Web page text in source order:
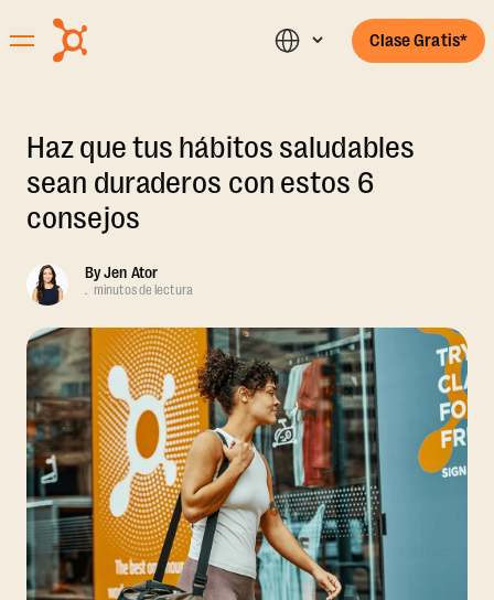
Clase Gratis*
Haz que tus hábitos saludables
sean duraderos con estos 6
consejos
ByJen Ator
. minutos de lectura